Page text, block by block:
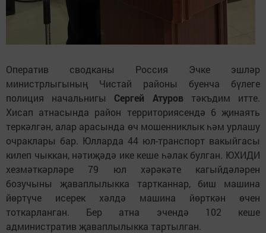
Оператив сводканы Россия Эчке эшләр
министрлыгының Чистай районы буенча бүлеге
полиция начальнигы Сергей Атуровтәкъдим итте.
Хисап атнасында район территориясендә 6 җинаять
теркәлгән, алар арасында өч мошенниклык һәм урлашу
очраклары бар. Юлларда 44 юл-транспорт вакыйгасы
килеп чыккан, нәтиҗәдә ике кеше һәлак булган. ЮХИДИ
хезмәткәрләре 79 юл хәрәкәте кагыйдәләрен
бозучыны җаваплылыкка тартканнар, биш машина
йөртүче исерек хәлдә машина йөрткән өчен
тоткарланган. Бер атна эчендә 102 кеше
административ җаваплылыкка тартылган.